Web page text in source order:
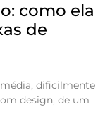
como ela
de
dificilmente
design, de um